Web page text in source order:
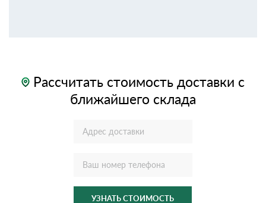
Рассчитать стоимость доставки с
ближайшего склада
УЗНАТЬ СТОИМОСТЬ